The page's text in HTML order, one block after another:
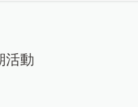
活動